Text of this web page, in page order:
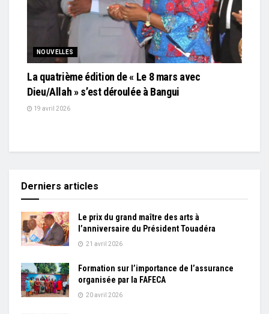
NOUVELLES
La quatrième édition de « Le 8 mars avec
Dieu/Allah » s’est déroulée à Bangui
19 avril 2026
Derniers articles
Le prix du grand maître des arts à
l’anniversaire du Président Touadéra
21 avril 2026
Formation sur l’importance de l’assurance
organisée par la FAFECA
20 avril 2026